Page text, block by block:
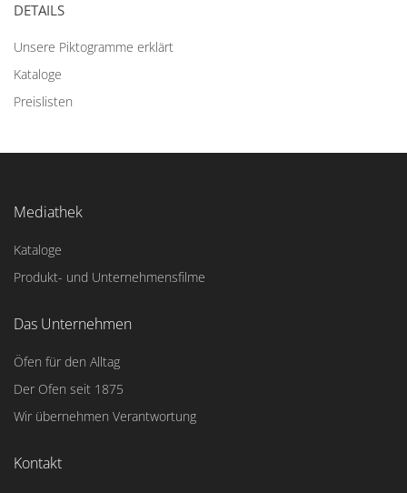
DETAILS
Unsere Piktogramme erklärt
Kataloge
Preislisten
Mediathek
Kataloge
Produkt- und Unternehmensfilme
Das Unternehmen
Öfen für den Alltag
Der Ofen seit 1875
Wir übernehmen Verantwortung
Kontakt